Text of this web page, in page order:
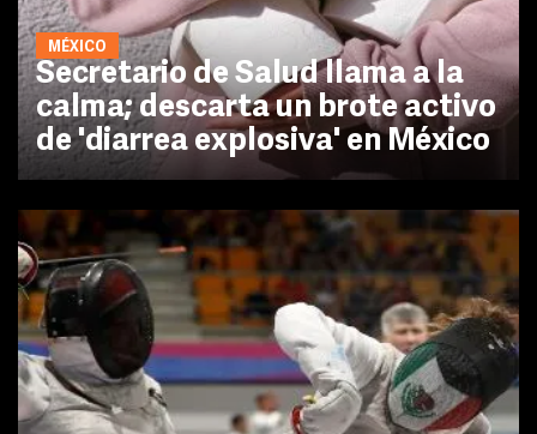
MÉXICO
Secretario de Salud llama a la
calma; descarta un brote activo
de 'diarrea explosiva' en México